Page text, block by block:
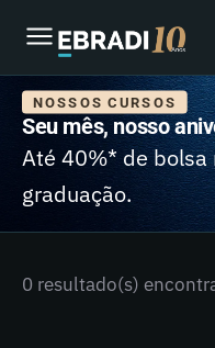
NOSSOS CURSOS
Seu mês, nosso
Até 40%* de bolsa
graduação.
0 resultado(s)